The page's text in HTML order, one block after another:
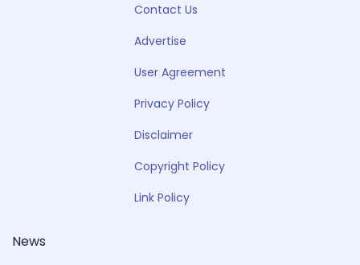
Contact Us
Advertise
User Agreement
Privacy Policy
Disclaimer
Copyright Policy
Link Policy
News